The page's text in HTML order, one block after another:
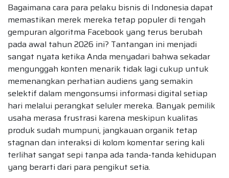
Bagaimana cara para pelaku bisnis di Indonesia dapat
memastikan merek mereka tetap populer di tengah
gempuran algoritma Facebook yang terus berubah
pada awal tahun 2026 ini? Tantangan ini menjadi
sangat nyata ketika Anda menyadari bahwa sekadar
mengunggah konten menarik tidak lagi cukup untuk
memenangkan perhatian audiens yang semakin
selektif dalam mengonsumsi informasi digital setiap
hari melalui perangkat seluler mereka. Banyak pemilik
usaha merasa frustrasi karena meskipun kualitas
produk sudah mumpuni, jangkauan organik tetap
stagnan dan interaksi di kolom komentar sering kali
terlihat sangat sepi tanpa ada tanda-tanda kehidupan
yang berarti dari para pengikut setia.